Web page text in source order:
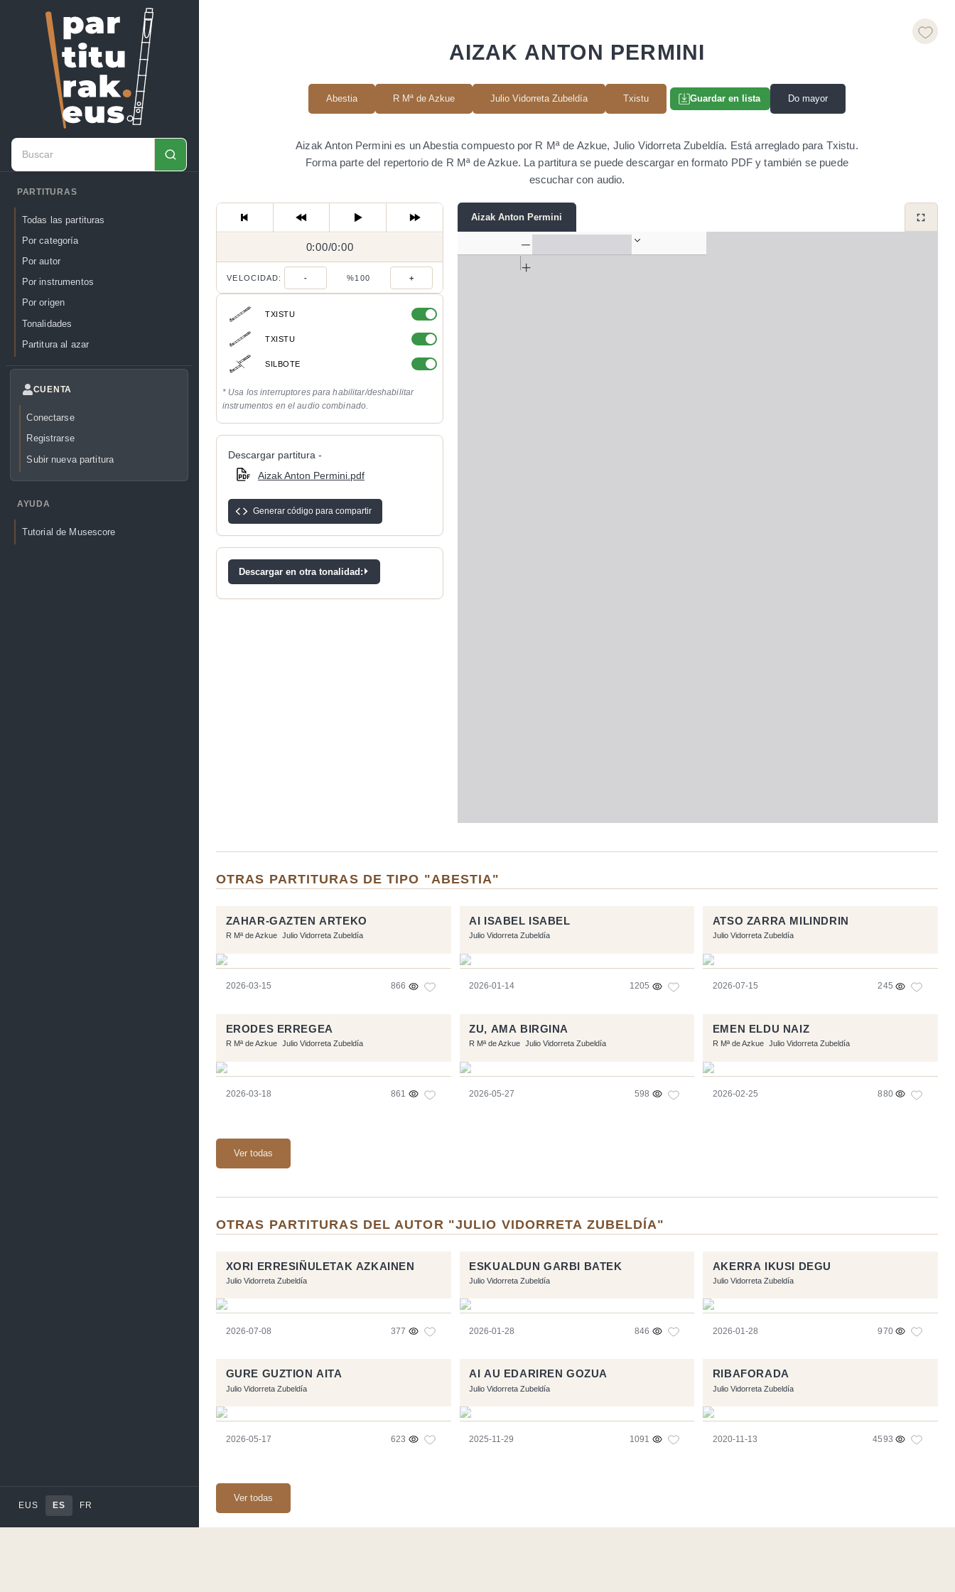
PARTITURAS
Todas las partituras
Por categoría
Por autor
Por instrumentos
Por origen
Tonalidades
Partitura al azar
CUENTA
Conectarse
Registrarse
Subir nueva partitura
AYUDA
Tutorial de Musescore
EUS ES FR
AIZAK ANTON PERMINI
Abestia R Mª de Azkue Julio Vidorreta Zubeldía Txistu Guardar en lista Do mayor
Aizak Anton Permini es un Abestia compuesto por R Mª de Azkue, Julio Vidorreta Zubeldía. Está arreglado para Txistu.
Forma parte del repertorio de R Mª de Azkue. La partitura se puede descargar en formato PDF y también se puede
escuchar con audio.
0:00/
0:00/0:00
VELOCIDAD: - %100 +
TXISTU
TXISTU
SILBOTE
* Usa los interruptores para habilitar/deshabilitar
instrumentos en el audio combinado.
Descargar partitura -
Aizak Anton Permini.pdf
Generar código para compartir
Descargar en otra tonalidad:
Aizak Anton Permini
OTRAS PARTITURAS DE TIPO "ABESTIA"
ZAHAR-GAZTEN ARTEKO
R Mª de Azkue Julio Vidorreta Zubeldía
2026-03-15 866
AI ISABEL ISABEL
Julio Vidorreta Zubeldía
2026-01-14 1205
ATSO ZARRA MILINDRIN
Julio Vidorreta Zubeldía
2026-07-15 245
ERODES ERREGEA
R Mª de Azkue Julio Vidorreta Zubeldía
2026-03-18 861
ZU, AMA BIRGINA
R Mª de Azkue Julio Vidorreta Zubeldía
2026-05-27 598
EMEN ELDU NAIZ
R Mª de Azkue Julio Vidorreta Zubeldía
2026-02-25 880
Ver todas
OTRAS PARTITURAS DEL AUTOR "JULIO VIDORRETA ZUBELDÍA"
XORI ERRESIÑULETAK AZKAINEN
Julio Vidorreta Zubeldía
2026-07-08 377
ESKUALDUN GARBI BATEK
Julio Vidorreta Zubeldía
2026-01-28 846
AKERRA IKUSI DEGU
Julio Vidorreta Zubeldía
2026-01-28 970
GURE GUZTION AITA
Julio Vidorreta Zubeldía
2026-05-17 623
AI AU EDARIREN GOZUA
Julio Vidorreta Zubeldía
2025-11-29 1091
RIBAFORADA
Julio Vidorreta Zubeldía
2020-11-13 4593
Ver todas